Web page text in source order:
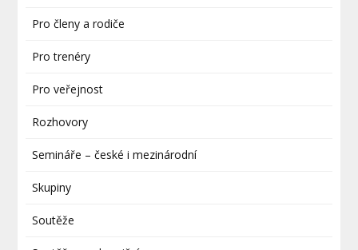
Pro členy a rodiče
Pro trenéry
Pro veřejnost
Rozhovory
Semináře – české i mezinárodní
Skupiny
Soutěže